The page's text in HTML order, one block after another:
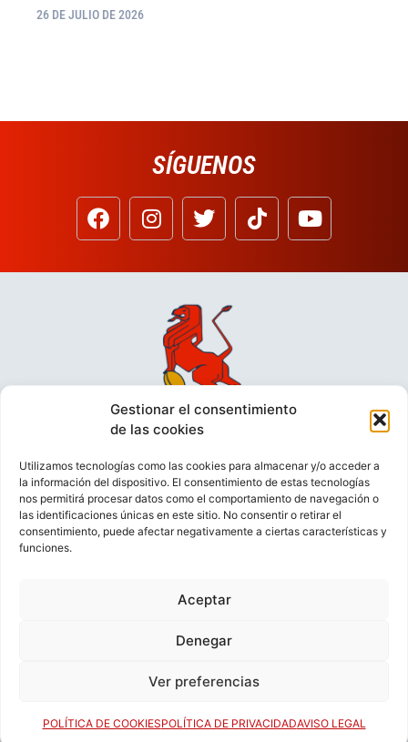
Gestionar el consentimiento
de las cookies
Utilizamos tecnologías como las cookies para almacenar y/o acceder a
la información del dispositivo. El consentimiento de estas tecnologías
nos permitirá procesar datos como el comportamiento de navegación o
las identificaciones únicas en este sitio. No consentir o retirar el
consentimiento, puede afectar negativamente a ciertas características y
funciones.
Aceptar
Denegar
Ver preferencias
POLÍTICA DE COOKIESPOLÍTICA DE PRIVACIDADAVISO LEGAL
26 DE JULIO DE 2026
SÍGUENOS
VIDEOCONFERENCIAS
POLÍTICA DE PRIVACIDAD
CONTACTO
© FEDERACIÓN ESPAÑOLA DE RUGBY 2023.